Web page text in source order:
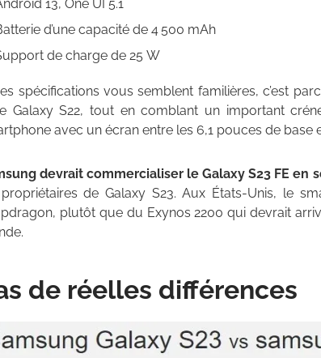
13, One UI 5.1
d’une capacité de 4 500 mAh
de charge de 25 W
spécifications vous semblent familières, c’est
Galaxy S22, tout en comblant un important
avec un écran entre les 6,1 pouces de base
devrait commercialiser le Galaxy S23 FE en
de Galaxy S23. Aux États-Unis, le
plutôt que du Exynos 2200 qui devrait
de réelles différences